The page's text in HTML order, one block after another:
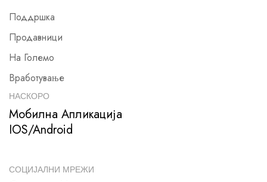
Поддршка
Продавници
На Големо
Вработување
НАСКОРО
Мобилна Апликација
IOS/Android
СОЦИЈАЛНИ МРЕЖИ